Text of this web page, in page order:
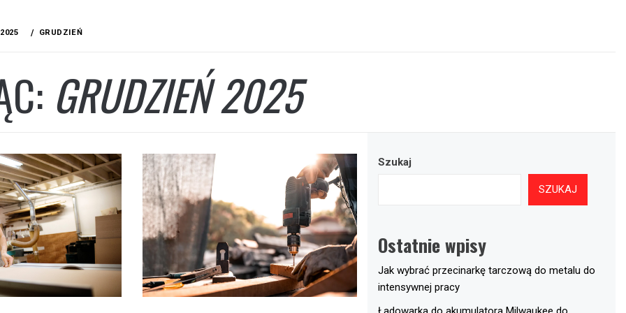
2025 GRUDZIEŃ
GRUDZIEŃ 2025
Szukaj
SZUKAJ
Ostatnie wpisy
Jak wybrać przecinarkę tarczową do metalu do
intensywnej pracy